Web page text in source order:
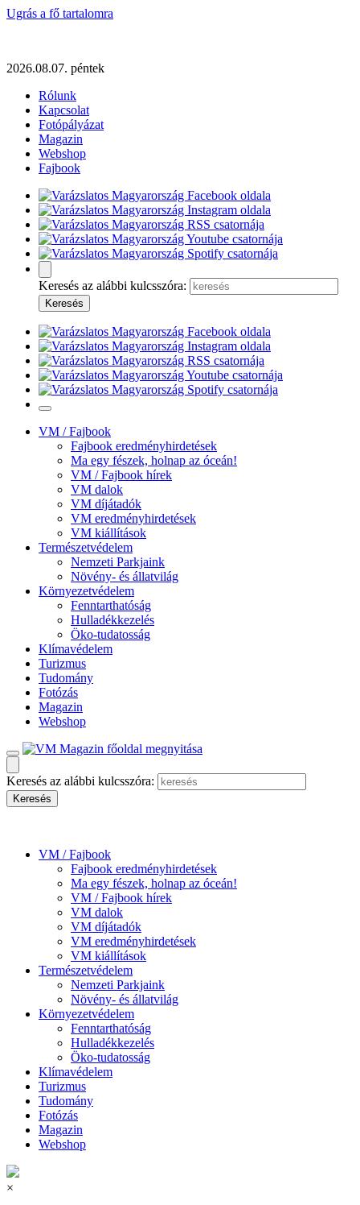
Ugrás a fő tartalomra
2026.08.07. péntek
Rólunk
Kapcsolat
Fotópályázat
Magazin
Webshop
Fajbook
Keresés az alábbi kulcsszóra:
VM / Fajbook
Fajbook eredményhirdetések
Ma egy fészek, holnap az óceán!
VM / Fajbook hírek
VM dalok
VM díjátadók
VM eredményhirdetések
VM kiállítások
Természetvédelem
Nemzeti Parkjaink
Növény- és állatvilág
Környezetvédelem
Fenntarthatóság
Hulladékkezelés
Öko-tudatosság
Klímavédelem
Turizmus
Tudomány
Fotózás
Magazin
Webshop
Keresés az alábbi kulcsszóra:
VM / Fajbook
Fajbook eredményhirdetések
Ma egy fészek, holnap az óceán!
VM / Fajbook hírek
VM dalok
VM díjátadók
VM eredményhirdetések
VM kiállítások
Természetvédelem
Nemzeti Parkjaink
Növény- és állatvilág
Környezetvédelem
Fenntarthatóság
Hulladékkezelés
Öko-tudatosság
Klímavédelem
Turizmus
Tudomány
Fotózás
Magazin
Webshop
×